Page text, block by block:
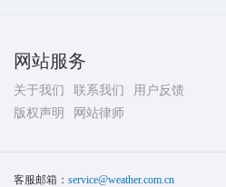
网站服务
关于我们 联系我们
用户反馈
版权声明
网站律师
客服邮箱： service@weather.com.cn